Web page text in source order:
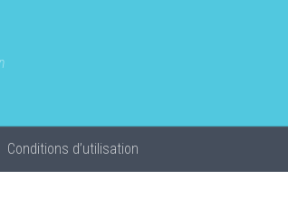
Conditions d’utilisation